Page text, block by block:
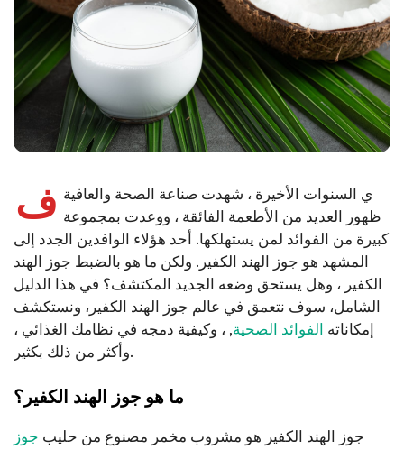
ف ي السنوات الأخيرة ، شهدت صناعة الصحة والعافية
ظهور العديد من الأطعمة الفائقة ، ووعدت بمجموعة
كبيرة من الفوائد لمن يستهلكها. أحد هؤلاء الوافدين الجدد إلى
المشهد هو جوز الهند الكفير. ولكن ما هو بالضبط جوز الهند
الكفير ، وهل يستحق وضعه الجديد المكتشف؟ في هذا الدليل
الشامل، سوف نتعمق في عالم جوز الهند الكفير، ونستكشف
إمكاناته
الفوائد الصحية, ، وكيفية دمجه في نظامك الغذائي ،
وأكثر من ذلك بكثير.
ما هو جوز الهند الكفير؟
جوز الهند الكفير هو مشروب مخمر مصنوع من حليب جوز